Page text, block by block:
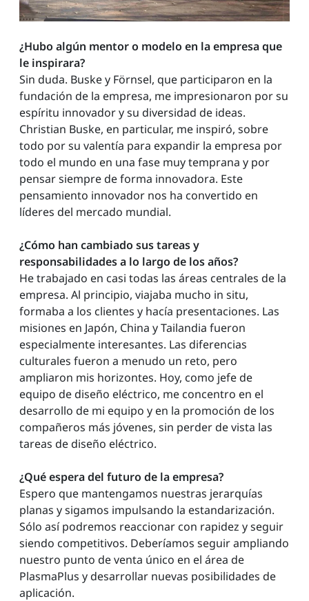
¿Hubo algún mentor o modelo en la empresa que
le inspirara?
Sin duda. Buske y Förnsel, que participaron en la
fundación de la empresa, me impresionaron por su
espíritu innovador y su diversidad de ideas.
Christian Buske, en particular, me inspiró, sobre
todo por su valentía para expandir la empresa por
todo el mundo en una fase muy temprana y por
pensar siempre de forma innovadora. Este
pensamiento innovador nos ha convertido en
líderes del mercado mundial.
¿Cómo han cambiado sus tareas y
responsabilidades a lo largo de los años?
He trabajado en casi todas las áreas centrales de la
empresa. Al principio, viajaba mucho in situ,
formaba a los clientes y hacía presentaciones. Las
misiones en Japón, China y Tailandia fueron
especialmente interesantes. Las diferencias
culturales fueron a menudo un reto, pero
ampliaron mis horizontes. Hoy, como jefe de
equipo de diseño eléctrico, me concentro en el
desarrollo de mi equipo y en la promoción de los
compañeros más jóvenes, sin perder de vista las
tareas de diseño eléctrico.
¿Qué espera del futuro de la empresa?
Espero que mantengamos nuestras jerarquías
planas y sigamos impulsando la estandarización.
Sólo así podremos reaccionar con rapidez y seguir
siendo competitivos. Deberíamos seguir ampliando
nuestro punto de venta único en el área de
PlasmaPlus y desarrollar nuevas posibilidades de
aplicación.